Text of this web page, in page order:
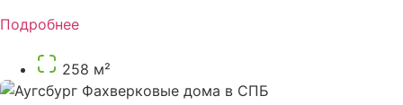
Подробнее
258 м²